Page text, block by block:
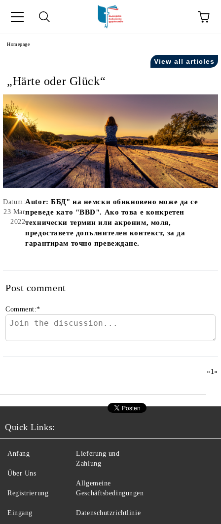
Homepage
View all articles
„Härte oder Glück“
Datum:
23 Mar
2022
Autor: ББД" на немски обикновено може да се
преведе като "BBD". Ако това е конкретен
технически термин или акроним, моля,
предоставете допълнителен контекст, за да
гарантирам точно превеждане.
Post comment
Comment:*
«1»
Quick Links:
Anfang
Über Uns
Registrierung
Eingang
Lieferung und
Zahlung
Allgemeine
Geschäftsbedingungen
Datenschutzrichtlinie